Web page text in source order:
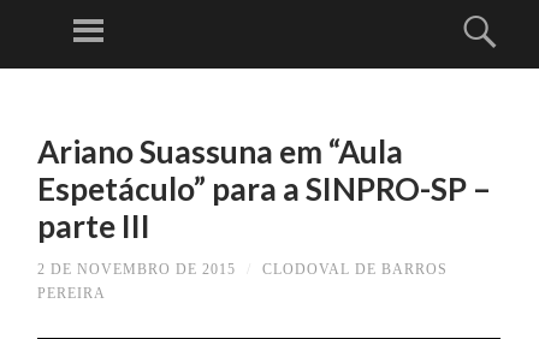
Menu
CONTENT
Ariano Suassuna em “Aula
Espetáculo” para a SINPRO-SP –
parte III
2 DE NOVEMBRO DE 2015
CLODOVAL DE BARROS
PEREIRA